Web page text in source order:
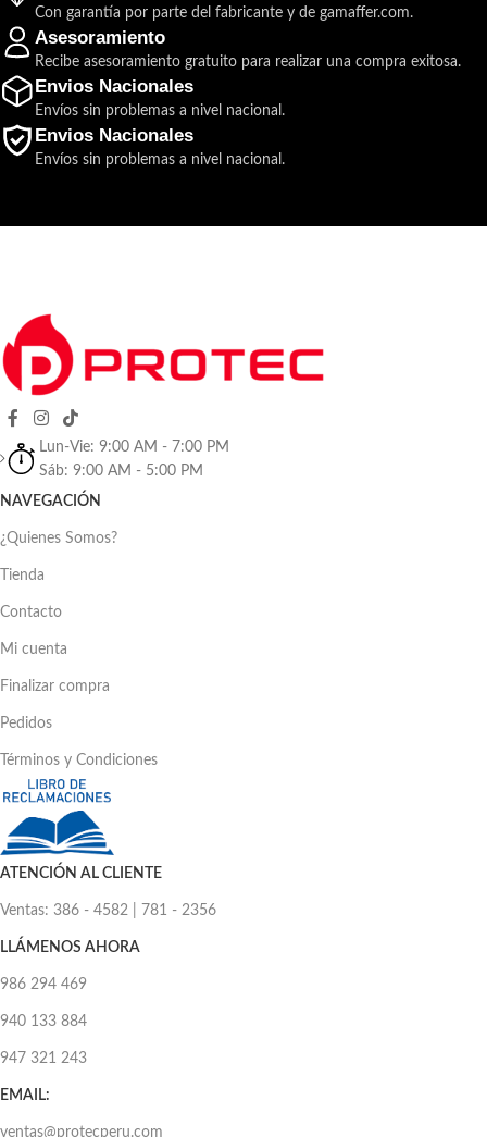
Con garantía por parte del fabricante y de gamaffer.com.
Asesoramiento
Recibe asesoramiento gratuito para realizar una compra exitosa.
Envios Nacionales
Envíos sin problemas a nivel nacional.
Envios Nacionales
Envíos sin problemas a nivel nacional.
Lun-Vie: 9:00 AM - 7:00 PM
Sáb: 9:00 AM - 5:00 PM
NAVEGACIÓN
¿Quienes Somos?
Tienda
Contacto
Mi cuenta
Finalizar compra
Pedidos
Términos y Condiciones
ATENCIÓN AL CLIENTE
Ventas: 386 - 4582 | 781 - 2356
LLÁMENOS AHORA
986 294 469
940 133 884
947 321 243
EMAIL:
ventas@protecperu.com